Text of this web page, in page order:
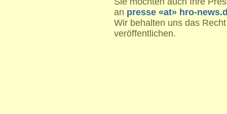
an presse «at» hro-
Wir behalten uns das
veröffentlichen.